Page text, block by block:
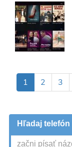
Pagination
Aktuálna
stránka
1 Page
2 Page
3
Hľadaj telefón